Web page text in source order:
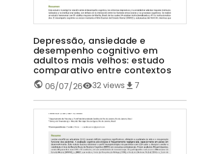
Depressão, ansiedade e
desempenho cognitivo em
adultos mais velhos: estudo
comparativo entre contextos
06/07/26 32views 7